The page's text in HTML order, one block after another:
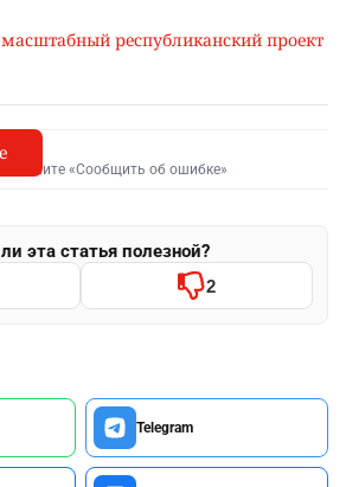
республиканский проект
нажмите «Сообщить об ошибке»
эта статья полезной?
2
Telegram